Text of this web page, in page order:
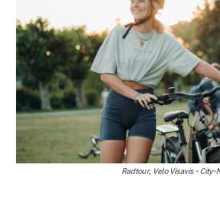
Radtour, Velo Visavis -